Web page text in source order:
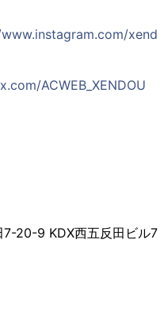
xend
ACWEB_XENDOU
7-20-9 KDX西五反田ビル7